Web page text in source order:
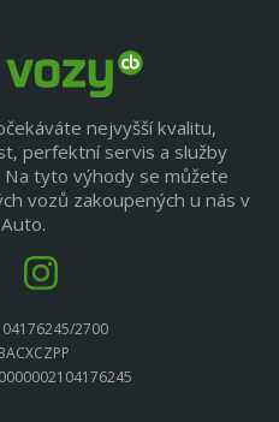
nejvyšší kvalitu,
perfektní servis a služby
Na tyto výhody se můžete
vozů zakoupených u nás v
2700